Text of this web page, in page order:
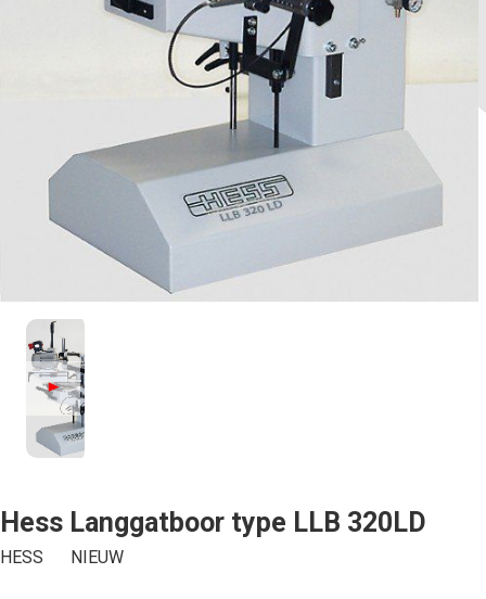
Hess Langgatboor type LLB 320LD
HESS NIEUW
Offerte aanvragen